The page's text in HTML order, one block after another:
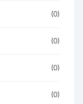
(0)
(0)
(0)
(0)